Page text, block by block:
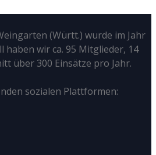
(Württ.) wurde im Jahr
haben wir ca. 95 Mitglieder, 14
über 300 Einsätze pro Jahr.
sozialen Plattformen: